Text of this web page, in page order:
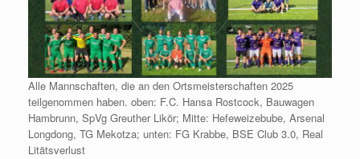
Alle Mannschaften, die an den Ortsmeisterschaften 2025
teilgenommen haben. oben: F.C. Hansa Rostcock, Bauwagen
Hambrunn, SpVg Greuther Likör; Mitte: Hefeweizebube, Arsenal
Longdong, TG Mekotza; unten: FG Krabbe, BSE Club 3.0, Real
Litätsverlust